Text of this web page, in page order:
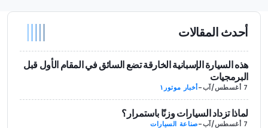
أحدث المقالات
هذه السيارة الإسبانية الخارقة تضع السائق في المقام الأول قبل
البرمجيات
7 أغسطس/آب -أخبار موتور١
لماذا تزداد السيارات وزنًا باستمرار؟
7 أغسطس/آب -صناعة السيارات